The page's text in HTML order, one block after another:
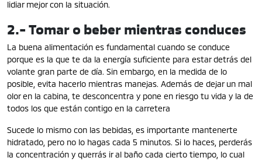
lidiar mejor con la situación.
2.- Tomar o beber mientras conduces
La buena alimentación es fundamental cuando se conduce
porque es la que te da la energía suficiente para estar detrás del
volante gran parte de día. Sin embargo, en la medida de lo
posible, evita hacerlo mientras manejas. Además de dejar un mal
olor en la cabina, te desconcentra y pone en riesgo tu vida y la de
todos los que están contigo en la carretera
Sucede lo mismo con las bebidas, es importante mantenerte
hidratado, pero no lo hagas cada 5 minutos. Si lo haces, perderás
la concentración y querrás ir al baño cada cierto tiempo, lo cual